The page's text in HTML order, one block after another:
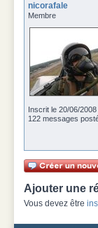
nicorafale
Membre
Inscrit le 20/06/2008
122 messages
Ajouter une
Vous devez être